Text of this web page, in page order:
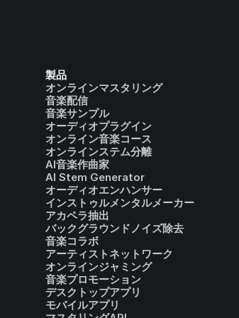
製品
オンラインマスタリング
音楽配信
音楽サンプル
オーディオプラグイン
オンライン音楽コース
オンラインステム分離
AI音楽作曲家
AI Stem Generator
オーディオエンハンサー
インストゥルメンタルメーカー
アカペラ抽出
バックグラウンドノイズ除去
音楽コラボ
アーティストネットワーク
オンラインジャミング
音楽プロモーション
デスクトップアプリ
モバイルアプリ